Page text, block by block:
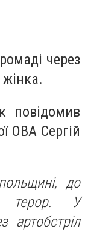
через
жінка.
повідомив
ОВА Сергій
до
терор. У
артобстріл